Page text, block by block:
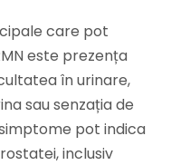
care pot
este prezența
în urinare,
sau senzația de
pot indica
inclusiv